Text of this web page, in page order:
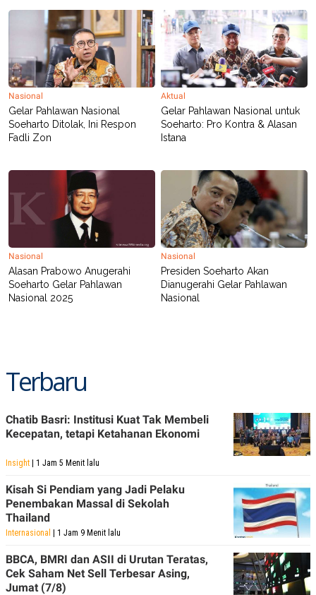
Nasional
Gelar Pahlawan Nasional
Soeharto Ditolak, Ini Respon
Fadli Zon
Aktual
Gelar Pahlawan Nasional untuk
Soeharto: Pro Kontra & Alasan
Istana
Nasional
Alasan Prabowo Anugerahi
Soeharto Gelar Pahlawan
Nasional 2025
Nasional
Presiden Soeharto Akan
Dianugerahi Gelar Pahlawan
Nasional
Terbaru
Chatib Basri: Institusi Kuat Tak Membeli
Kecepatan, tetapi Ketahanan Ekonomi
Insight | 1 Jam 5 Menit lalu
Kisah Si Pendiam yang Jadi Pelaku
Penembakan Massal di Sekolah
Thailand
Internasional | 1 Jam 9 Menit lalu
BBCA, BMRI dan ASII di Urutan Teratas,
Cek Saham Net Sell Terbesar Asing,
Jumat (7/8)